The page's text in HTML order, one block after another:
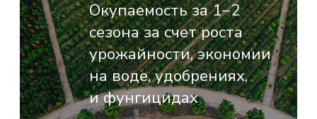
Мы используем только качественные
материалы и комплектующие,
производим собственные шпалеры
и выращиваем саженцы в питомнике.
Наши шпалеры — эталон надёжности:
они выдерживают десятилетия
эксплуатации, и мы уверенно даём
на них гарантию до 50 лет.